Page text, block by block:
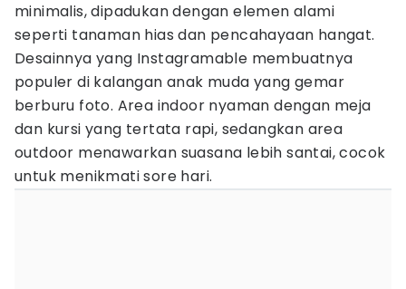
minimalis, dipadukan dengan elemen alami
seperti tanaman hias dan pencahayaan hangat.
Desainnya yang Instagramable membuatnya
populer di kalangan anak muda yang gemar
berburu foto. Area indoor nyaman dengan meja
dan kursi yang tertata rapi, sedangkan area
outdoor menawarkan suasana lebih santai, cocok
untuk menikmati sore hari.